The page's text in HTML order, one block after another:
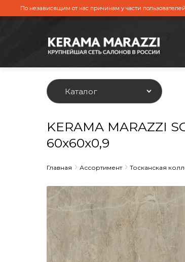
По независящим от нас причинам у части
Каталог
KERAMA MARAZZI
60x60х0,9
Главная Ассортимент Тосканская